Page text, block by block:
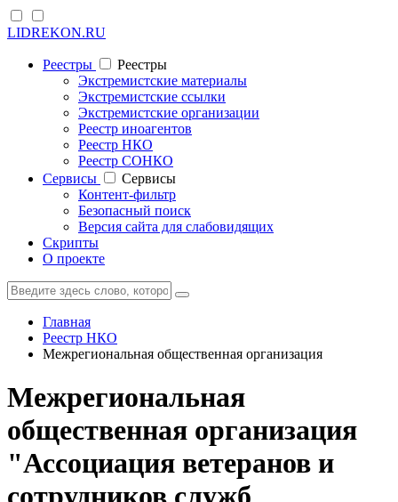
LIDREKON.RU
Реестры
Реестры
Экстремистские материалы
Экстремистские ссылки
Экстремистские организации
Реестр иноагентов
Реестр НКО
Реестр СОНКО
Cервисы
Cервисы
Контент-фильтр
Безопасный поиск
Версия сайта для слабовидящих
Скрипты
О проекте
Главная
Реестр НКО
Межрегиональная общественная организация
Межрегиональная
общественная организация
"Ассоциация ветеранов и